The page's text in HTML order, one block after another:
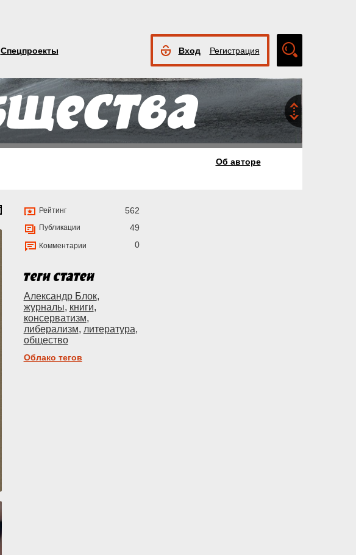
Спецпроекты Вход Регистрация
поиск
Об авторе
Рейтинг 562
Публикации 49
Комментарии 0
Александр Блок,
журналы, книги,
консерватизм,
либерализм, литература,
общество
Облако тегов